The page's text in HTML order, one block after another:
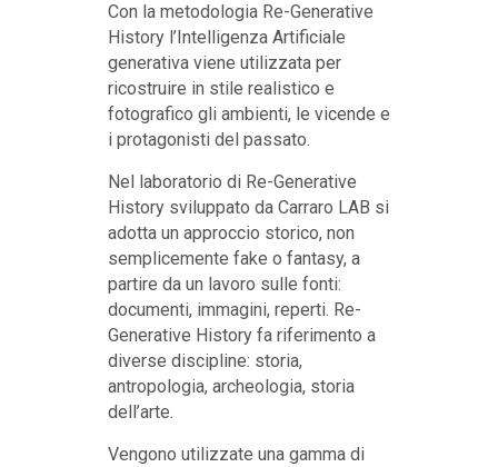
Con la metodologia Re-Generative
History l’Intelligenza Artificiale
generativa viene utilizzata per
ricostruire in stile realistico e
fotografico gli ambienti, le vicende e
i protagonisti del passato.
Nel laboratorio di Re-Generative
History sviluppato da Carraro LAB si
adotta un approccio storico, non
semplicemente fake o fantasy, a
partire da un lavoro sulle fonti:
documenti, immagini, reperti. Re-
Generative History fa riferimento a
diverse discipline: storia,
antropologia, archeologia, storia
dell’arte.
Vengono utilizzate una gamma di